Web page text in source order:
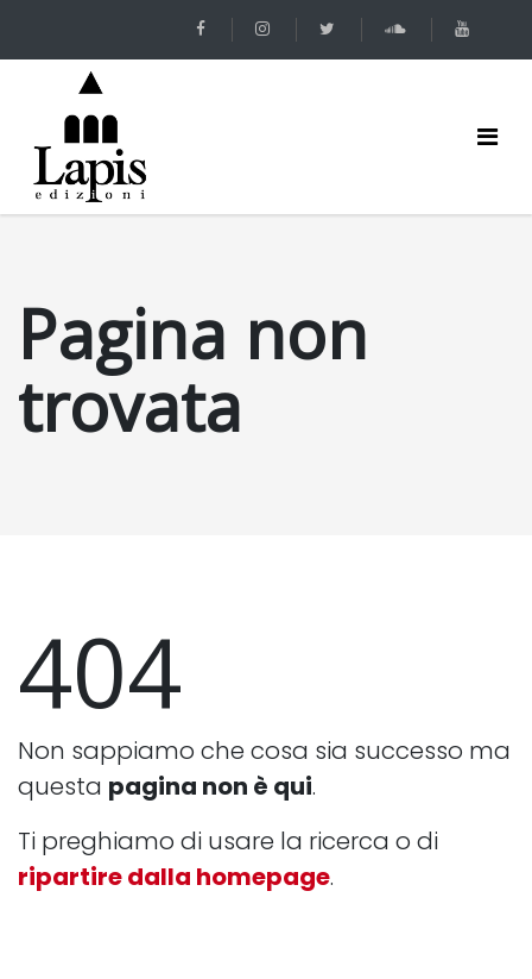
Pagina non
trovata
404
Non sappiamo che cosa sia successo ma
questa pagina non è qui.
Ti preghiamo di usare la ricerca o di
ripartire dalla homepage.